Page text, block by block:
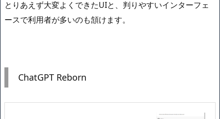
とりあえず大変よくできたUIと、判りやすいインターフェ
ースで利用者が多いのも頷けます。
ChatGPT Reborn